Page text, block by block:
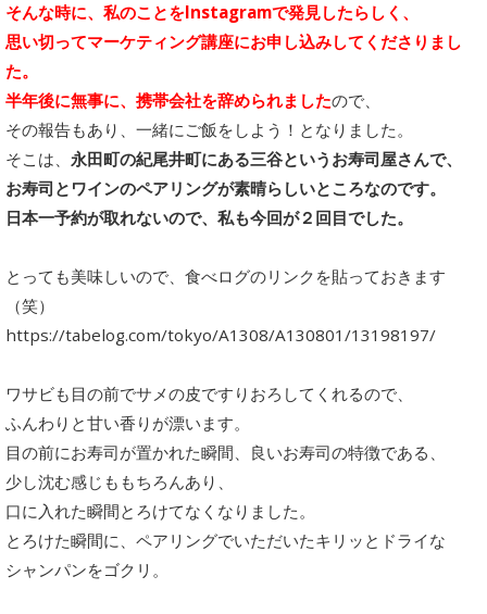
そんな時に、私のことをInstagramで発見したらしく、
思い切ってマーケティング講座にお申し込みしてくださりまし
た。
半年後に無事に、携帯会社を辞められましたので、
その報告もあり、一緒にご飯をしよう！となりました。
そこは、 永田町の紀尾井町にある三谷というお寿司屋さんで、
お寿司とワインのペアリングが素晴らしいところなのです。
日本一予約が取れないので、私も今回が２回目でした。
とっても美味しいので、食べログのリンクを貼っておきます
（笑）
https://tabelog.com/tokyo/A1308/A130801/13198197/
ワサビも目の前でサメの皮ですりおろしてくれるので、
ふんわりと甘い香りが漂います。
目の前にお寿司が置かれた瞬間、良いお寿司の特徴である、
少し沈む感じももちろんあり、
口に入れた瞬間とろけてなくなりました。
とろけた瞬間に、ペアリングでいただいたキリッとドライな
シャンパンをゴクリ。